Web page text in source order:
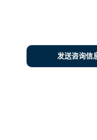
发送咨询信